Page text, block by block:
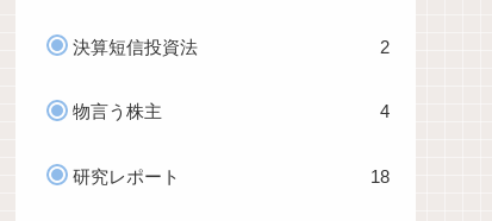
決算短信投資法 2
物言う株主 4
研究レポート 18